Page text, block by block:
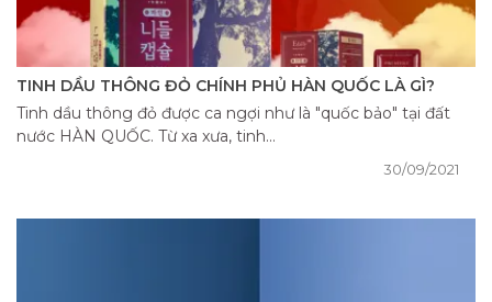
TINH DẦU THÔNG ĐỎ CHÍNH PHỦ HÀN QUỐC LÀ GÌ?
Tinh dầu thông đỏ được ca ngợi như là "quốc bảo" tại đất
nước HÀN QUỐC. Từ xa xưa, tinh...
30/09/2021